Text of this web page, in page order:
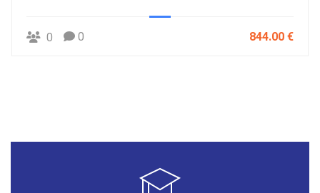
0 0 844.00 €